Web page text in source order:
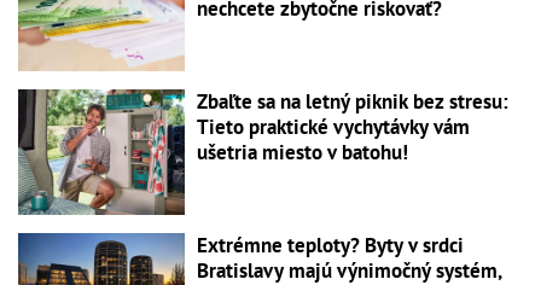
nechcete zbytočne riskovať?
Zbaľte sa na letný piknik bez stresu:
Tieto praktické vychytávky vám
ušetria miesto v batohu!
Extrémne teploty? Byty v srdci
Bratislavy majú výnimočný systém,